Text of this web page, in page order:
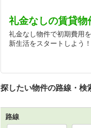
礼金なしの賃貸物
礼金なし物件で初期費用
新生活をスタートしよう！
探したい物件の路線・検
路線